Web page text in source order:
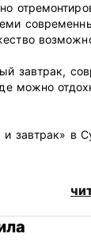
завтрак,
можно
завтрак» в
и